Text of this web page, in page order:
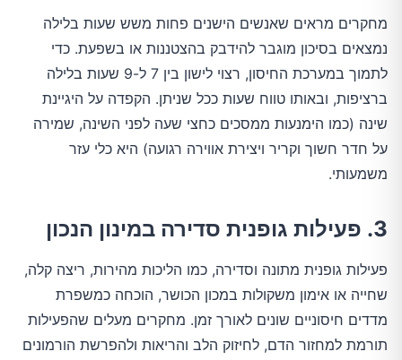
מחקרים מראים שאנשים הישנים פחות משש שעות בלילה
נמצאים בסיכון מוגבר להידבק בהצטננות או בשפעת. כדי
לתמוך במערכת החיסון, רצוי לישון בין 7 ל-9 שעות בלילה
ברציפות, ובאותו טווח שעות ככל שניתן. הקפדה על היגיינת
שינה (כמו הימנעות ממסכים כחצי שעה לפני השינה, שמירה
על חדר חשוך וקריר ויצירת אווירה רגועה) היא כלי עזר
משמעותי.
3. פעילות גופנית סדירה במינון הנכון
פעילות גופנית מתונה וסדירה, כמו הליכות מהירות, ריצה קלה,
שחייה או אימון משקולות במכון הכושר, הוכחה כמשפרת
מדדים חיסוניים שונים לאורך זמן. מחקרים מעלים שהפעילות
תורמת למחזור הדם, לחיזוק הלב והריאות ולהפרשת הורמונים